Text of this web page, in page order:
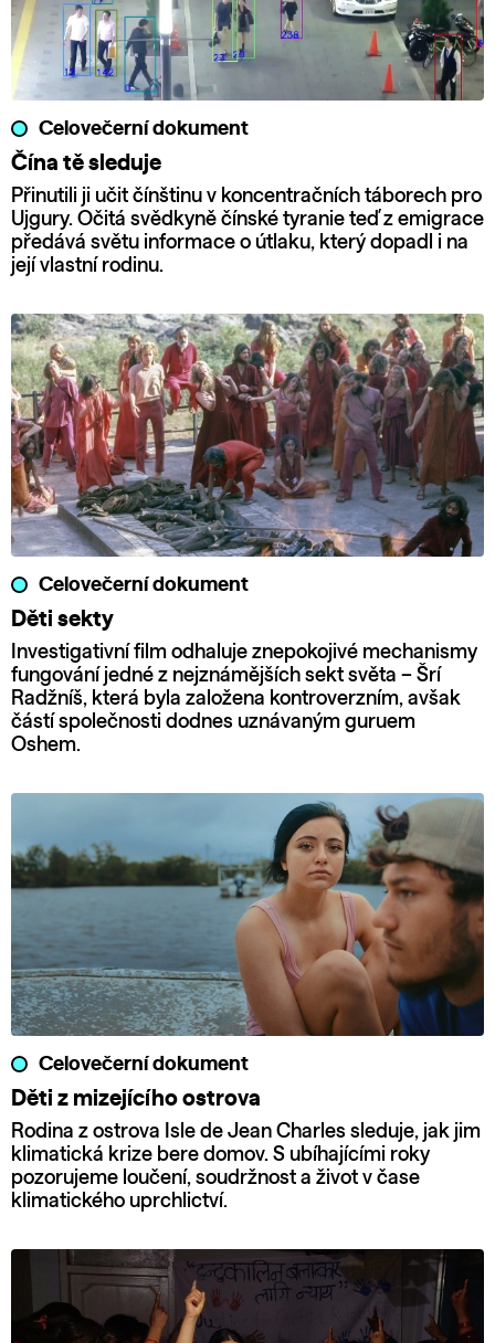
Celovečerní dokument
Čína tě sleduje
Přinutili ji učit čínštinu v koncentračních táborech pro
Ujgury. Očitá svědkyně čínské tyranie teď z emigrace
předává světu informace o útlaku, který dopadl i na
její vlastní rodinu.
Celovečerní dokument
Děti sekty
Investigativní film odhaluje znepokojivé mechanismy
fungování jedné z nejznámějších sekt světa – Šrí
Radžníš, která byla založena kontroverzním, avšak
částí společnosti dodnes uznávaným guruem
Oshem.
Celovečerní dokument
Děti z mizejícího ostrova
Rodina z ostrova Isle de Jean Charles sleduje, jak jim
klimatická krize bere domov. S ubíhajícími roky
pozorujeme loučení, soudržnost a život v čase
klimatického uprchlictví.